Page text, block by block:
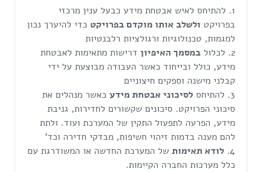
להתיחס לאיש אבטחת מידע כבעל ענין מרכזי
בפרויקט ולשלב אותו מוקדם בפרויקט כדי להיערך נכון
למגמות, טכנולוגיות ורגולציות רלבנטיות
לכלול במסמך האיפיון דרישות מתאימות לאבטחת
מידע, כולל ובייחוד כאשר העבודה מבוצעת על ידי
קבלני מישנה וספקים חיצוניים
להתיחס לסיכוני אבטחת מידע כאשר מנהלים את
סיכוני הפרויקט. סיכונים שקשורים לחדירות, גניבת
מידע, הפרעה לתפעול התקין של המערכת ועוד. ולתת
להם מענה בדמות זיהוי חשיפות, מבדקי חדירה וכד'
לודא תאימות של המערכת החדשה או המשודרגת עם
כלל מערכות החברה הקיימות.